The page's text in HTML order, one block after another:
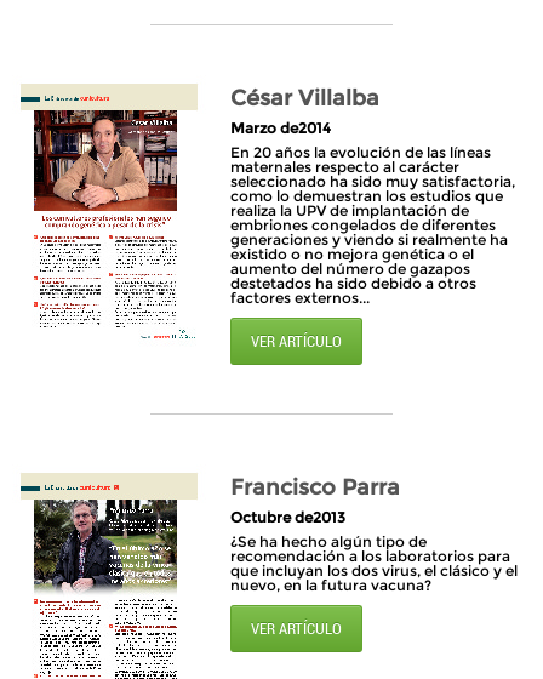
César Villalba
Marzo de2014
En 20 años la evolución de las líneas
maternales respecto al carácter
seleccionado ha sido muy satisfactoria,
como lo demuestran los estudios que
realiza la UPV de implantación de
embriones congelados de diferentes
generaciones y viendo si realmente ha
existido o no mejora genética o el
aumento del número de gazapos
destetados ha sido debido a otros
factores externos...
VER ARTÍCULO
Francisco Parra
Octubre de2013
¿Se ha hecho algún tipo de
recomendación a los laboratorios para
que incluyan los dos virus, el clásico y el
nuevo, en la futura vacuna?
VER ARTÍCULO